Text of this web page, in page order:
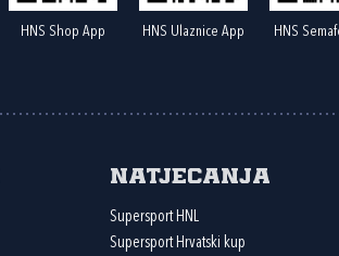
HNS Shop App HNS Ulaznice App HNS
Natjecanja
Supersport HNL
Supersport Hrvatski kup